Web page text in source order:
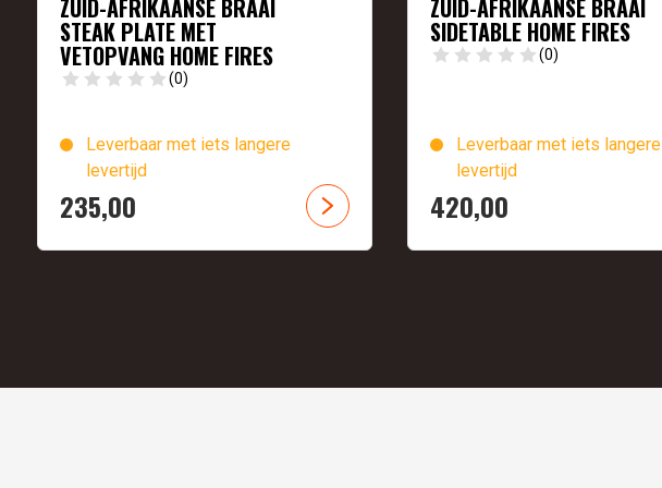
ZUID-AFRIKAANSE BRAAI
STEAK PLATE MET
VETOPVANG HOME FIRES
(0)
Leverbaar met iets langere
levertijd
235,00
ZUID-AFRIKAANSE BRAAI
SIDETABLE HOME FIRES
(0)
Leverbaar met iets langere
levertijd
420,00